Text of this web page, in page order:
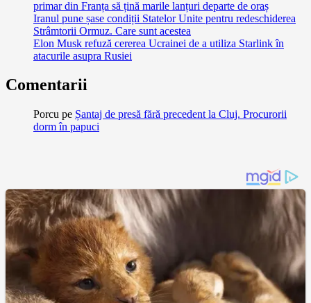
primar din Franța să țină marile lanțuri departe de oraș
Iranul pune șase condiții Statelor Unite pentru redeschiderea
Strâmtorii Ormuz. Care sunt acestea
Elon Musk refuză cererea Ucrainei de a utiliza Starlink în
atacurile asupra Rusiei
Comentarii
Porcu pe Șantaj de presă fără precedent la Cluj. Procurorii
dorm în papuci